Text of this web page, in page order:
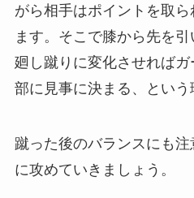
がら相手はポイントを取
ます。そこで膝から先を
廻し蹴りに変化させれば
部に見事に決まる、という
蹴った後のバランスにも
に攻めていきましょう。